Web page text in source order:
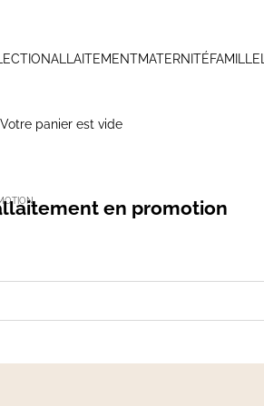
ALLAITEMENTMATERNITÉFAMILLE
Votre panier est vide
en promotion